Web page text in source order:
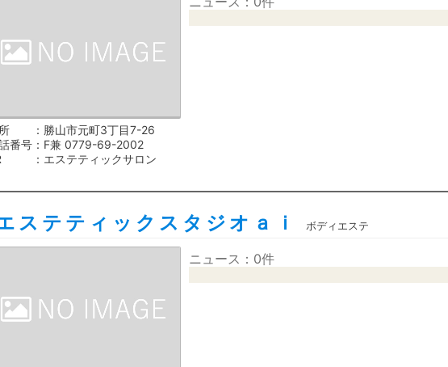
勝山市元町3丁目7-26
番号
F兼 0779-69-2002
エステティックサロン
ステティックスタジオａｉ ボディエステ
ニュース：0件